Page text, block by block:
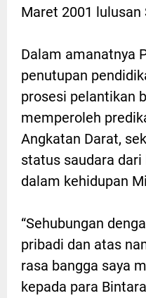
Maret 2001 lulusan
Dalam amanatnya
penutupan
prosesi pelantikan
memperoleh
Angkatan Darat,
status saudara
dalam kehidupan
“Sehubungan
pribadi dan atas
rasa bangga saya
kepada para